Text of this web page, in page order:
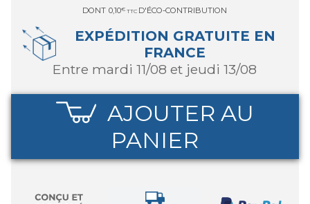
DONT 0,10€ TTC D'ÉCO-CONTRIBUTION
EXPÉDITION GRATUITE EN
FRANCE
entre mardi 11/08 et jeudi 13/08
AJOUTER AU
PANIER